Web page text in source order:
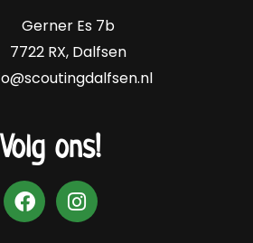
Gerner Es 7b
7722 RX, Dalfsen
Volg ons!